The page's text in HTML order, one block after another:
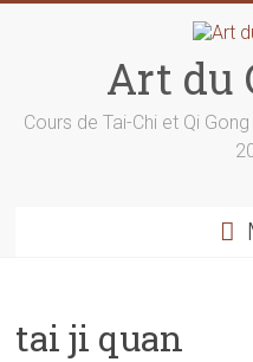
Art du
Cours de Tai-Chi et Qi
tai ji quan